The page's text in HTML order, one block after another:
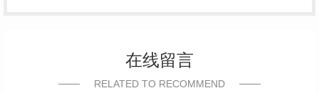
在线留言
RELATED TO RECOMMEND